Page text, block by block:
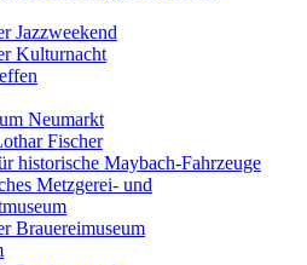
Jazzweekend
Kulturnacht
Neumarkt
Fischer
historische Maybach-Fahrzeuge
Metzgerei- und
Brauereimuseum